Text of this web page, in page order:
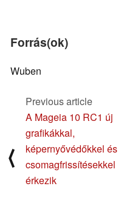
Forrás(ok)
Wuben
⟨
Previous article
A Mageia 10 RC1 új
grafikákkal,
képernyővédőkkel és
csomagfrissítésekkel
érkezik